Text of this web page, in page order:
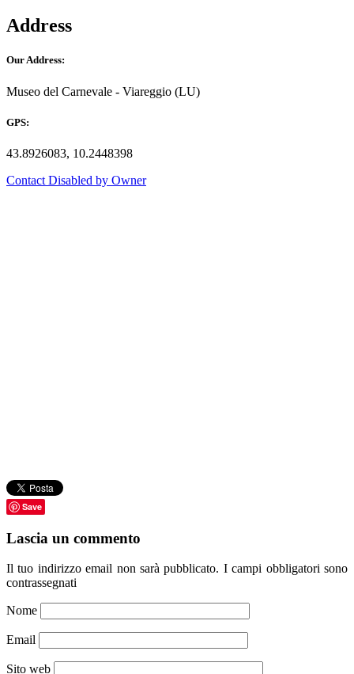
Address
Our Address:
Museo del Carnevale - Viareggio (LU)
GPS:
43.8926083, 10.2448398
Contact Disabled by Owner
Save
Lascia un commento
Il tuo indirizzo email non sarà pubblicato. I campi obbligatori sono
contrassegnati
Nome
Email
Sito web